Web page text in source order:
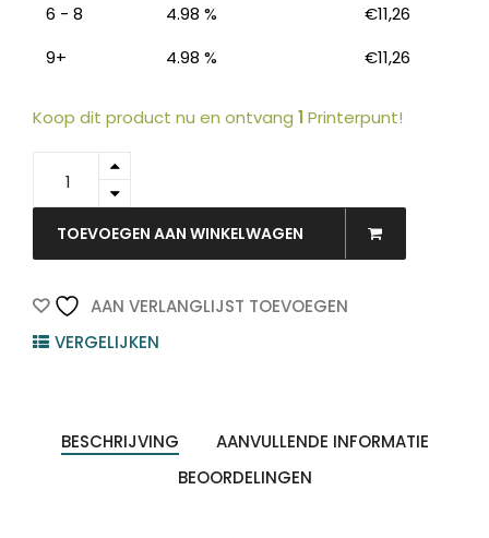
6 - 8
4.98 % €11,26
9+
4.98 % €11,26
Koop dit product nu en ontvang 1Printerpunt!
LEITZ
Archiefdoos
Click
Store
280x100x370mm
Wit
TOEVOEGEN AAN WINKELWAGEN
AAN VERLANGLIJST TOEVOEGEN
VERGELIJKEN
BESCHRIJVING
AANVULLENDE INFORMATIE
BEOORDELINGEN